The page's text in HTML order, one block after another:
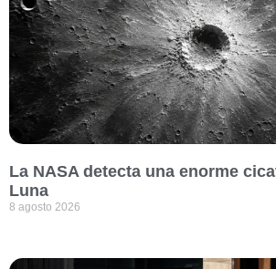
La NASA detecta una enorme
Luna
8 agosto 2026